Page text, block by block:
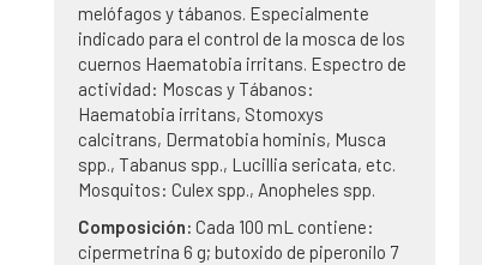
melófagos y tábanos. Especialmente
indicado para el control de la mosca de los
cuernos Haematobia irritans. Espectro de
actividad: Moscas y Tábanos:
Haematobia irritans, Stomoxys
calcitrans, Dermatobia hominis, Musca
spp., Tabanus spp., Lucillia sericata, etc.
Mosquitos: Culex spp., Anopheles spp.
Composición:Cada 100 mL contiene:
cipermetrina 6 g; butoxido de piperonilo 7